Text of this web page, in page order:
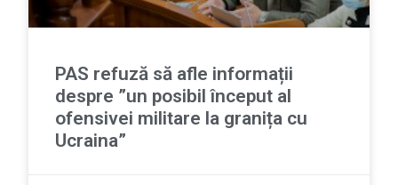
PAS refuză să afle informații
despre ”un posibil început al
ofensivei militare la granița cu
Ucraina”